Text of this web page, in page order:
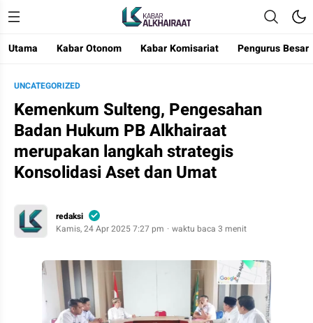
Kabar Alkhairaat
Mengabarkan Kebaikan
Utama Kabar Otonom Kabar Komisariat Pengurus Besar
UNCATEGORIZED
Kemenkum Sulteng, Pengesahan
Badan Hukum PB Alkhairaat
merupakan langkah strategis
Konsolidasi Aset dan Umat
redaksi
Kamis, 24 Apr 2025 7:27 pm
waktu baca 3 menit